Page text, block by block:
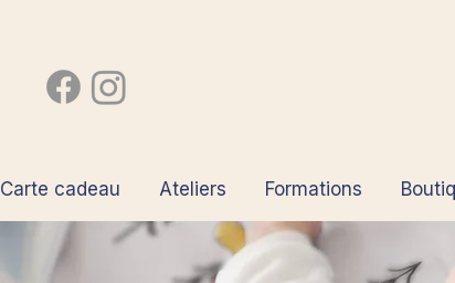
Carte cadeau Ateliers Formations